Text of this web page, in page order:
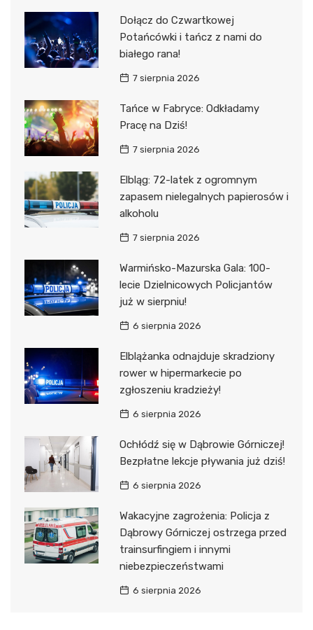
Dołącz do Czwartkowej
Potańcówki i tańcz z nami do
białego rana!
7 sierpnia 2026
Tańce w Fabryce: Odkładamy
Pracę na Dziś!
7 sierpnia 2026
Elbląg: 72-latek z ogromnym
zapasem nielegalnych papierosów i
alkoholu
7 sierpnia 2026
Warmińsko-Mazurska Gala: 100-
lecie Dzielnicowych Policjantów
już w sierpniu!
6 sierpnia 2026
Elblążanka odnajduje skradziony
rower w hipermarkecie po
zgłoszeniu kradzieży!
6 sierpnia 2026
Ochłódź się w Dąbrowie Górniczej!
Bezpłatne lekcje pływania już dziś!
6 sierpnia 2026
Wakacyjne zagrożenia: Policja z
Dąbrowy Górniczej ostrzega przed
trainsurfingiem i innymi
niebezpieczeństwami
6 sierpnia 2026